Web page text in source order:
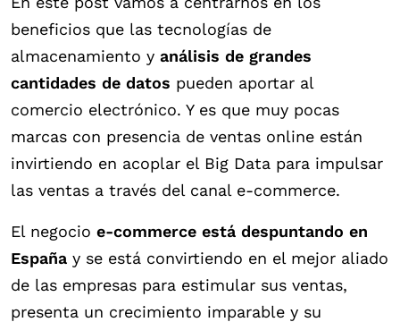
beneficios que las tecnologías de
almacenamiento y análisis de grandes
cantidades de datos pueden aportar al
comercio electrónico. Y es que muy pocas
marcas con presencia de ventas online están
invirtiendo en acoplar el Big Data para impulsar
las ventas a través del canal e-commerce.
El negocio e-commerce está despuntando en
España y se está convirtiendo en el mejor aliado
de las empresas para estimular sus ventas,
presenta un crecimiento imparable y su